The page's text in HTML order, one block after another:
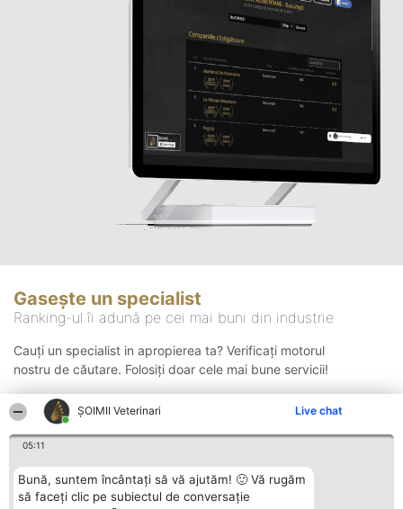
ȘOIMII Veterinari Live chat
05:11
Bună, suntem încântați să vă ajutăm! 🙂 Vă rugăm
să faceți clic pe subiectul de conversație
Gasește un specialist
Ranking-ul îi adună pe cei mai buni din industrie
Cauți un specialist in apropierea ta? Verificați motorul
nostru de căutare. Folosiți doar cele mai bune servicii!